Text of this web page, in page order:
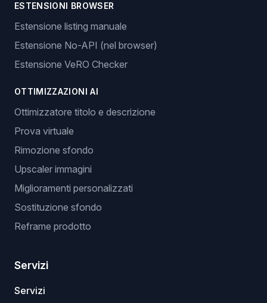
ESTENSIONI BROWSER
Estensione listing manuale
Estensione No-API (nel browser)
Estensione VeRO Checker
OTTIMIZZAZIONI AI
Ottimizzatore titolo e descrizione
Prova virtuale
Rimozione sfondo
Upscaler immagini
Miglioramenti personalizzati
Sostituzione sfondo
Reframe prodotto
Servizi
Servizi